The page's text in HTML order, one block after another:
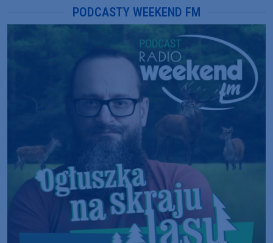
PODCASTY WEEKEND FM